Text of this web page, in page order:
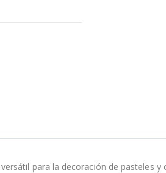
para la decoración de pasteles